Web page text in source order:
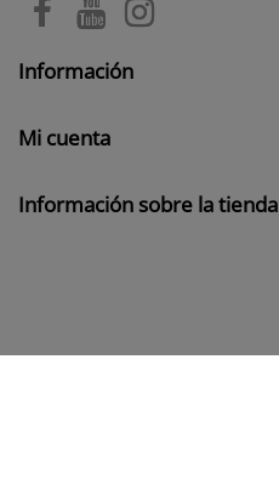
Información
Mi cuenta
Información sobre la tienda